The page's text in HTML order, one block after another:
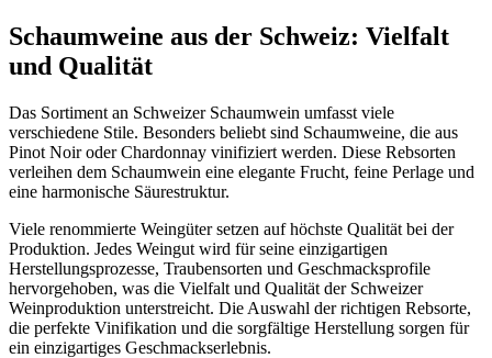
Schaumweine aus der Schweiz: Vielfalt
und Qualität
Das Sortiment an Schweizer Schaumwein umfasst viele
verschiedene Stile. Besonders beliebt sind Schaumweine, die aus
Pinot Noir oder Chardonnay vinifiziert werden. Diese Rebsorten
verleihen dem Schaumwein eine elegante Frucht, feine Perlage und
eine harmonische Säurestruktur.
Viele renommierte Weingüter setzen auf höchste Qualität bei der
Produktion. Jedes Weingut wird für seine einzigartigen
Herstellungsprozesse, Traubensorten und Geschmacksprofile
hervorgehoben, was die Vielfalt und Qualität der Schweizer
Weinproduktion unterstreicht. Die Auswahl der richtigen Rebsorte,
die perfekte Vinifikation und die sorgfältige Herstellung sorgen für
ein einzigartiges Geschmackserlebnis.